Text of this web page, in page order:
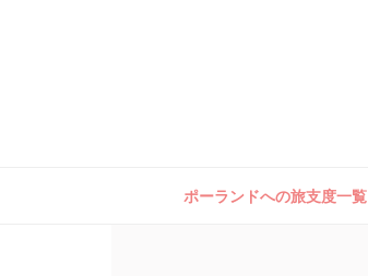
ポーランドへの旅支度一覧